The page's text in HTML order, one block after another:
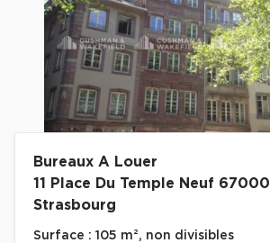
Bureaux A Louer
11 Place Du Temple Neuf 67000
Strasbourg
Surface : 105 m², non divisibles